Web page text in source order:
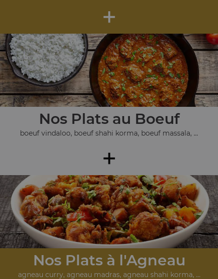
+
Nos Plats au Boeuf
boeuf vindaloo, boeuf shahi korma, boeuf massala, ...
+
Nos Plats à l'Agneau
agneau curry, agneau madras, agneau shahi korma, ...